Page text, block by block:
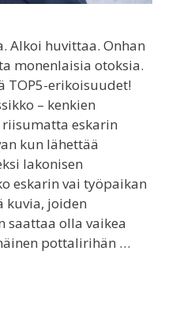
Alkoi huvittaa. Onhan
monenlaisia otoksia.
TOP5-erikoisuudet!
– kenkien
eskarin
kun lähettää
lakonisen
eskarin vai työpaikan
kuvia, joiden
saattaa olla vaikea
pottalirihän …